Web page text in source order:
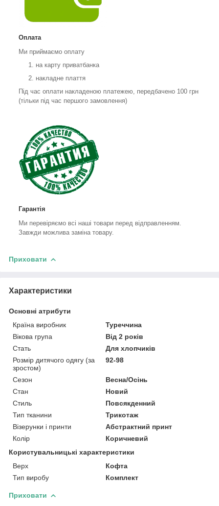
Оплата
Ми приймаємо оплату
на карту приватбанка
накладне плаття
Під час оплати накладеною платежею, передбачено 100 грн
(тільки під час першого замовлення)
Гарантія
Ми перевіряємо всі наші товари перед відправленням.
Завжди можлива заміна товару.
Приховати
Характеристики
Основні атрибути
Країна виробник
Туреччина
Вікова група
Від 2 років
Стать
Для хлопчиків
Розмір дитячого одягу (за
зростом)
92-98
Сезон
Весна/Осінь
Стан
Новий
Стиль
Повсякденний
Тип тканини
Трикотаж
Візерунки і принти
Абстрактний принт
Колір
Коричневий
Користувальницькі характеристики
Верх
Кофта
Тип виробу
Комплект
Приховати